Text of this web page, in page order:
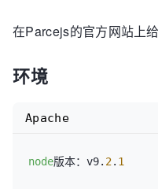
在Parcejs的官方网站上
环境
node版本：v9. 2. 1
Apache